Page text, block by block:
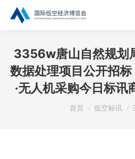
3356w唐山自然规划
数据处理项目公开招
·无人机采购今日标讯
您在这里：
首页 低空标讯